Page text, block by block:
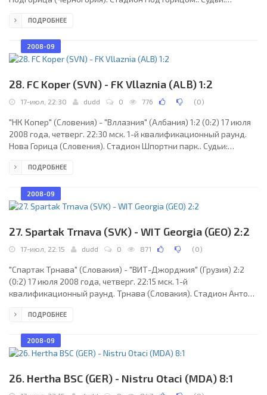
Молдавия). Резервный: Игорь Шацкий (Молдавия). "Зета":
Хилмо Гутич, Каду (Данило Цулафич, 78), Горан Бурзанович, Вук
Джурич, Боян Иванович (Владимир Больевич, 81), Савио, Зария
ПОДРОБНЕЕ
2008-09
28. FC Koper (SVN) - FK Vllaznia (ALB) 1:2
17-июл, 22:30 dudd 0 776 (0)
"НК Копер" (Словения) - "Вллазния" (Албания) 1:2 (0:2) 17 июля
2008 года, четверг. 22:30 мск. 1-й квалификационный раунд.
Нова Горица (Словения). Стадион Шпортни парк.. Судьи:
Станислав Савицкий (оба - Белоруссия). Резервный: Валерий
Ханданагич (Боштьян Крефт, 46), Андрей Растовац,
Александер Райчевич, Саша Божичич, Себастьян Витальяно,
ПОДРОБНЕЕ
2008-09
27. Spartak Trnava (SVK) - WIT Georgia (GEO) 2:2
17-июл, 22:15 dudd 0 871 (0)
"Спартак Трнава" (Словакия) - "ВИТ-Джорджия" (Грузия) 2:2
(0:2) 17 июля 2008 года, четверг. 22:15 мск. 1-й
квалификационный раунд. Трнава (Словакия). Стадион Антон
Торлейфссон, Йоханн Гудмундссон (все - Исландия).
"Спартак Трнава": Ладислав Рыбански, Владимир Понцак,
Петер Долежай, Иван Циферски, Петер Дьюриш (Мартин
Ганзель, Карлос Гарсия
ПОДРОБНЕЕ
2008-09
26. Hertha BSC (GER) - Nistru Otaci (MDA) 8:1